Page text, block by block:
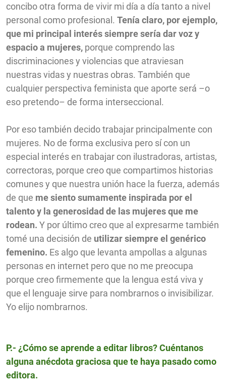
concibo otra forma de vivir mi día a día tanto a nivel
personal como profesional. Tenía claro, por ejemplo,
que mi principal interés siempre sería dar voz y
espacio a mujeres, porque comprendo las
discriminaciones y violencias que atraviesan
nuestras vidas y nuestras obras. También que
cualquier perspectiva feminista que aporte será –o
eso pretendo– de forma interseccional.
Por eso también decido trabajar principalmente con
mujeres. No de forma exclusiva pero sí con un
especial interés en trabajar con ilustradoras, artistas,
correctoras, porque creo que compartimos historias
comunes y que nuestra unión hace la fuerza, además
de que me siento sumamente inspirada por el
talento y la generosidad de las mujeres que me
rodean. Y por último creo que al expresarme también
tomé una decisión de utilizar siempre el genérico
femenino. Es algo que levanta ampollas a algunas
personas en internet pero que no me preocupa
porque creo firmemente que la lengua está viva y
que el lenguaje sirve para nombrarnos o invisibilizar.
Yo elijo nombrarnos.
P.- ¿Cómo se aprende a editar libros? Cuéntanos
alguna anécdota graciosa que te haya pasado como
editora.